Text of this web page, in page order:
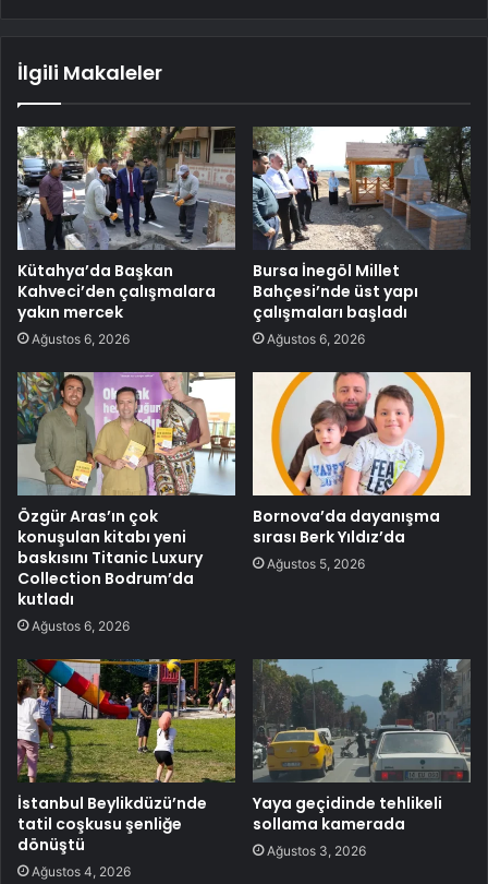
İlgili Makaleler
Kütahya’da Başkan
Kahveci’den çalışmalara
yakın mercek
Ağustos 6, 2026
Bursa İnegöl Millet
Bahçesi’nde üst yapı
çalışmaları başladı
Ağustos 6, 2026
Özgür Aras’ın çok
konuşulan kitabı yeni
baskısını Titanic Luxury
Collection Bodrum’da
kutladı
Ağustos 6, 2026
Bornova’da dayanışma
sırası Berk Yıldız’da
Ağustos 5, 2026
İstanbul Beylikdüzü’nde
tatil coşkusu şenliğe
dönüştü
Ağustos 4, 2026
Yaya geçidinde tehlikeli
sollama kamerada
Ağustos 3, 2026